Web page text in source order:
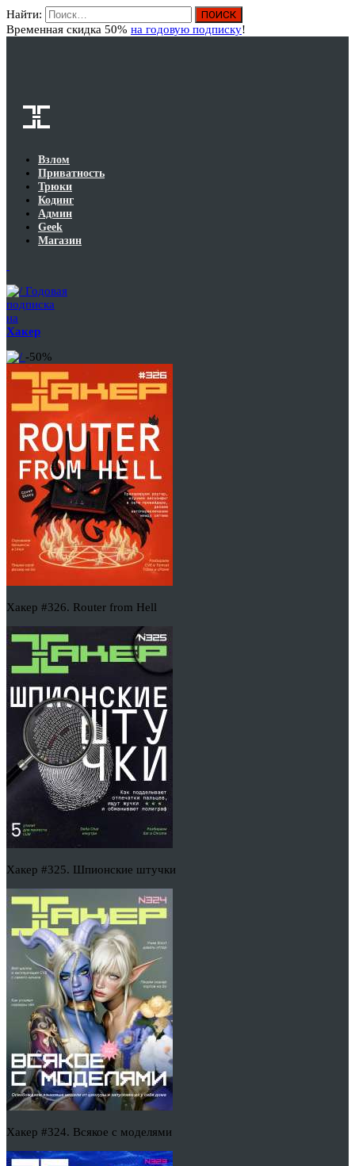
Найти:
Временная скидка 50% на годовую подписку!
Взлом
Приватность
Трюки
Кодинг
Админ
Geek
Магазин
Годовая
подписка
на
Хакер
-50%
Хакер #326. Router from Hell
Хакер #325. Шпионские штучки
Хакер #324. Всякое с моделями